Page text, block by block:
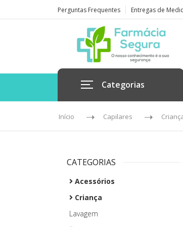
Perguntas Frequentes Entregas de
Categorias
Início Capilares
CATEGORIAS
Acessórios
Criança
Lavagem